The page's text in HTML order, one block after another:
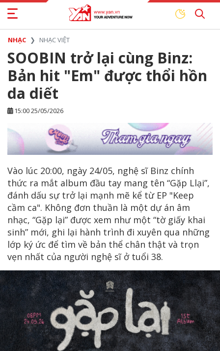
NHẠC NHẠC VIỆT
SOOBIN trở lại cùng Binz:
Bản hit "Em" được thổi hồn
da diết
15:00 25/05/2026
Vào lúc 20:00, ngày 24/05, nghệ sĩ Binz chính
thức ra mắt album đầu tay mang tên “Gặp Llại”,
đánh dấu sự trở lại mạnh mẽ kể từ EP "Keep
cầm ca". Không đơn thuần là một dự án âm
nhạc, “Gặp lại” được xem như một “tờ giấy khai
sinh” mới, ghi lại hành trình đi xuyên qua những
lớp ký ức để tìm về bản thể chân thật và trọn
vẹn nhất của người nghệ sĩ ở tuổi 38.